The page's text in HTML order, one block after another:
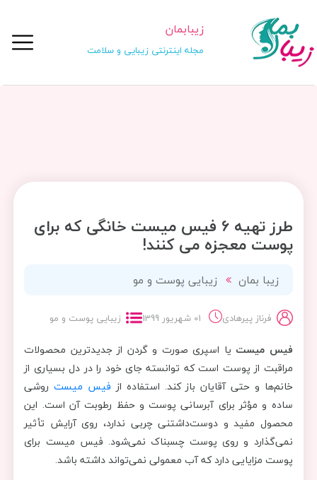
زیبابمان
مجله اینترنتی زیبایی و سلامت
طرز تهیه 6 فیس میست خانگی که برای
پوست معجزه می کنند!
زیبا بمان زیبایی پوست و مو
فرناز پیرهادی 01 شهریور 1399 زیبایی پوست و مو
فیس میست یا اسپری صورت و گردن از جدیدترین محصولات
مراقبت از پوست است که توانسته جای خود را در دل بسیاری از
خانم‌ها و حتی آقایان باز کند. استفاده از فیس میستروشی
ساده و مؤثر برای آبرسانی پوست و حفظ رطوبت آن است. این
محصول مفید و دوست‌داشتنی چربی ندارد، روی آرایش تأثیر
نمی‌گذارد و روی پوست چسبناک نمی‌شود. فیس میست برای
پوست مزایایی دارد که آب معمولی نمی‌تواند داشته باشد.